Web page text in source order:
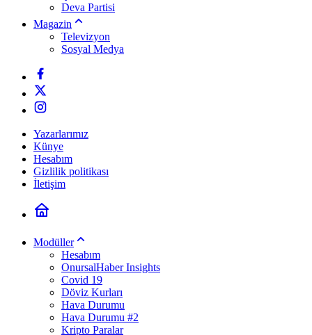
Deva Partisi
Magazin
Televizyon
Sosyal Medya
Yazarlarımız
Künye
Hesabım
Gizlilik politikası
İletişim
Modüller
Hesabım
OnursalHaber Insights
Covid 19
Döviz Kurları
Hava Durumu
Hava Durumu #2
Kripto Paralar